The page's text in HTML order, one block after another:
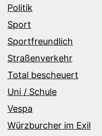
Politik
Sport
Sportfreundlich
Straßenverkehr
Total bescheuert
Uni / Schule
Vespa
Würzburcher im Exil